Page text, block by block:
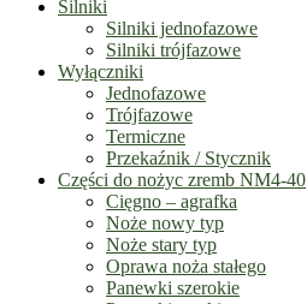
Silniki
Silniki jednofazowe
Silniki trójfazowe
Wyłączniki
Jednofazowe
Trójfazowe
Termiczne
Przekaźnik / Stycznik
Części do nożyc zremb NM4-40
Cięgno – agrafka
Noże nowy typ
Noże stary typ
Oprawa noża stałego
Panewki szerokie